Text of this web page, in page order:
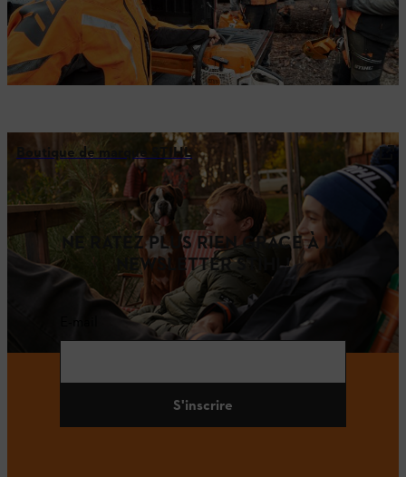
Boutique de marque STIHL
NE RATEZ PLUS RIEN GRÂCE À LA
NEWSLETTER STIHL!
S'inscrire